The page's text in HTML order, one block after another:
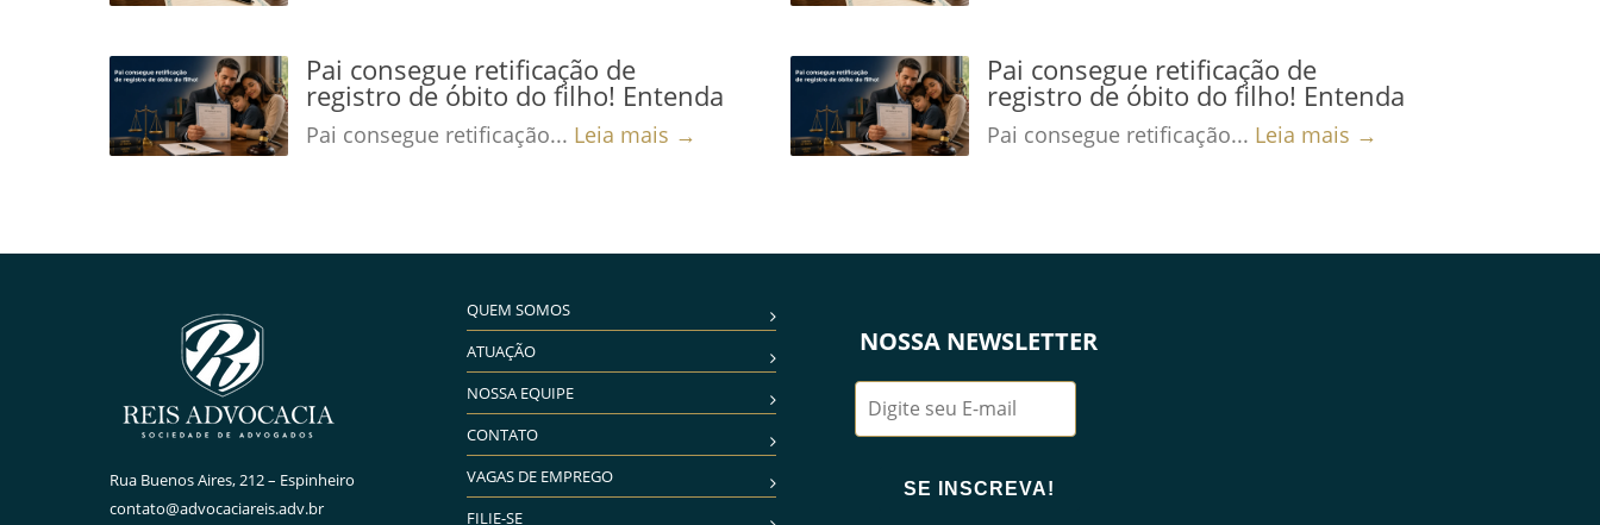
Pai consegue retificação de
registro de óbito do filho! Entenda
Pai consegue retificação... Leia mais →
Pai consegue retificação de
registro de óbito do filho! Entenda
Pai consegue retificação... Leia mais →
Rua Buenos Aires, 212 – Espinheiro
contato@advocaciareis.adv.br
QUEM SOMOS
ATUAÇÃO
NOSSA EQUIPE
CONTATO
VAGAS DE EMPREGO
FILIE-SE
NOSSA NEWSLETTER